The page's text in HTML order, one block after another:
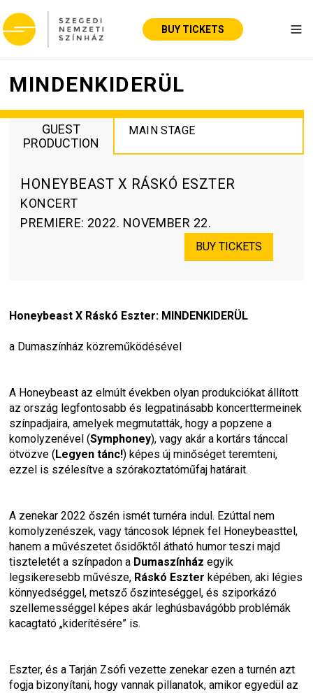
BUY TICKETS
MINDENKIDERÜL
GUEST
PRODUCTION
MAIN STAGE
HONEYBEAST X RÁSKÓ ESZTER
KONCERT
PREMIERE: 2022. NOVEMBER 22.
BUY TICKETS
Honeybeast X Ráskó Eszter: MINDENKIDERÜL
a Dumaszínház közreműködésével
A Honeybeast az elmúlt években olyan produkciókat állított
az ország legfontosabb és legpatinásabb koncerttermeinek
színpadjaira, amelyek megmutatták, hogy a popzene a
komolyzenével (Symphoney), vagy akár a kortárs tánccal
ötvözve ( Legyen tánc!) képes új minőséget teremteni,
ezzel is szélesítve a szórakoztatóműfaj határait.
A zenekar 2022 őszén ismét turnéra indul. Ezúttal nem
komolyzenészek, vagy táncosok lépnek fel Honeybeasttel,
hanem a művészetet ősidőktől átható humor teszi majd
tiszteletét a színpadon a Dumaszínház egyik
legsikeresebb művésze, Ráskó Eszter képében, aki légies
könnyedséggel, metsző őszinteséggel, és sziporkázó
szellemességgel képes akár leghúsbavágóbb problémák
kacagtató „kiderítésére” is.
Eszter, és a Tarján Zsófi vezette zenekar ezen a turnén azt
fogja bizonyítani, hogy vannak pillanatok, amikor egyedül az